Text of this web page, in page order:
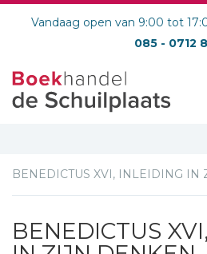
Vandaag open van 9:00 tot
085 - 0712
BENEDICTUS XVI, INLEIDING IN
BENEDICTUS